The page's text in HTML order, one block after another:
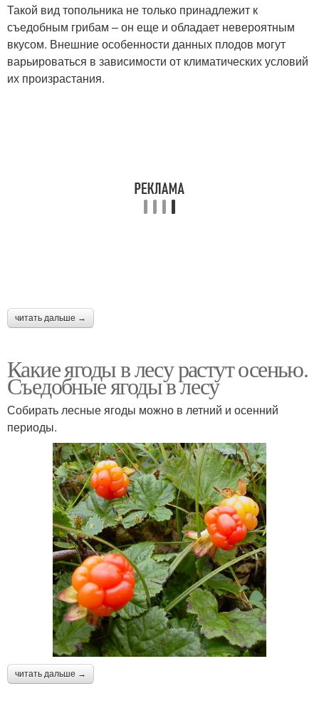
Такой вид топольника не только принадлежит к
съедобным грибам – он еще и обладает невероятным
вкусом. Внешние особенности данных плодов могут
варьироваться в зависимости от климатических условий
их произрастания.
читать дальше →
Какие ягоды в лесу растут осенью.
Съедобные ягоды в лесу
Собирать лесные ягоды можно в летний и осенний
периоды.
читать дальше →